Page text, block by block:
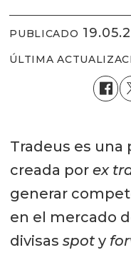
PUBLICADO
ÚLTIMA
Tradeus es una
creada por ex
generar
en el mercado
divisas spoty